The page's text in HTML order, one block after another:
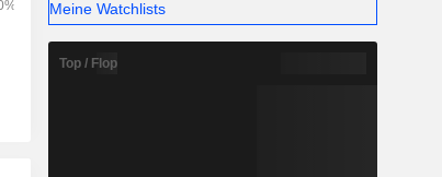
Meine Watchlists
Top / Flop